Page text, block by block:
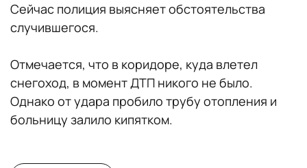
Сейчас полиция выясняет обстоятельства
случившегося.
Отмечается, что в коридоре, куда влетел
снегоход, в момент ДТП никого не было.
Однако от удара пробило трубу отопления и
больницу залило кипятком.